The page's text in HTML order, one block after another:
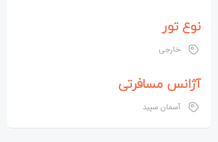
نوع تور
خارجی
آژانس مسافرتی
آسمان سپید